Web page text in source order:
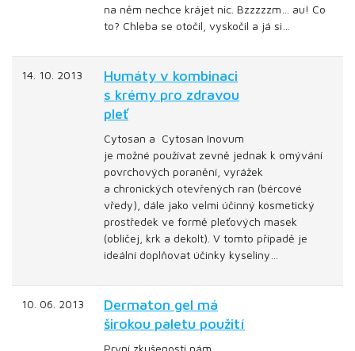
na něm nechce krájet nic. Bzzzzzm… au! Co
to? Chleba se otočil, vyskočil a já si…
14. 10. 2013
Humáty v kombinaci
s krémy pro zdravou
pleť
Cytosan a Cytosan Inovum
je možné používat zevně jednak k omývání
povrchových poranění, vyrážek
a chronických otevřených ran (bércové
vředy), dále jako velmi účinný kosmetický
prostředek ve formě pleťových masek
(obličej, krk a dekolt). V tomto případě je
ideální doplňovat účinky kyseliny…
10. 06. 2013
Dermaton gel má
širokou paletu použití
První zkušenosti nám